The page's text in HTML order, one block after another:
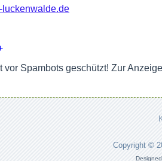
vor Spambots geschützt! Zur
Copyright ©